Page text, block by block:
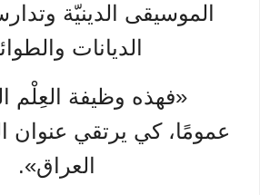
الموسيقى الدينيّة
الديانات
«فهذه وظيفة العِلْم
عمومًا، كي يرتقي عنوان
العراق».